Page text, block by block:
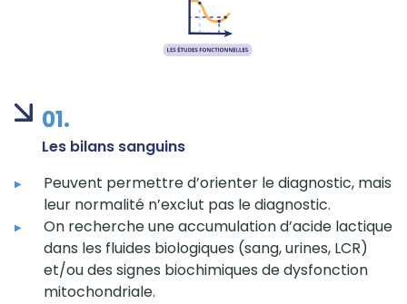
01.
Les bilans sanguins
Peuvent permettre d’orienter le diagnostic, mais
leur normalité n’exclut pas le diagnostic.
On recherche une accumulation d’acide lactique
dans les fluides biologiques (sang, urines, LCR)
et/ou des signes biochimiques de dysfonction
mitochondriale.